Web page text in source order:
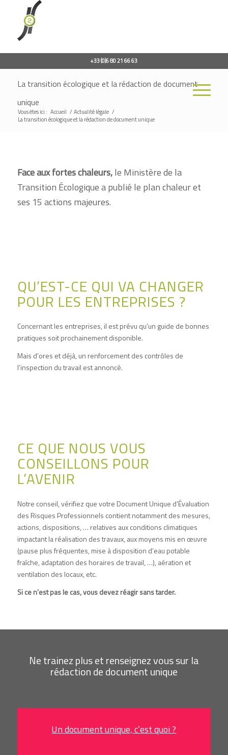
+33 (0)6 80 21 66 63
La transition écologique et la rédaction de document
unique
Vous êtes ici : Accueil / Actualité légale /
La transition écologique et la rédaction de document unique
Face aux fortes chaleurs,le Ministère de la
Transition Écologique a publié le plan chaleur et
ses 15 actions majeures.
QU’EST-CE QUI VA CHANGER
POUR LES ENTREPRISES ?
Concernant les entreprises, il est prévu qu’un guide de bonnes
pratiques soit prochainement disponible.
Mais d’ores et déjà, un renforcement des contrôles de
l’inspection du travail est annoncé.
CE QUE NOUS VOUS
CONSEILLONS POUR
L’AVENIR
Notre conseil, vérifiez que votre Document Unique d’Évaluation
des Risques Professionnels contient notamment des mesures,
actions, dispositions, … relatives aux conditions climatiques
impactant la réalisation des travaux, aux moyens mis en œuvre
(pause plus fréquentes, mise à disposition d’eau potable
fraîche, adaptation des horaires de travail, …), aération et
ventilation des locaux, etc.
Si ce n’est pas le cas, vous devez réagir sans tarder.
Ne trainez plus et renseignez vous sur la
rédaction de document unique
Un document unique, c’est quoi ?